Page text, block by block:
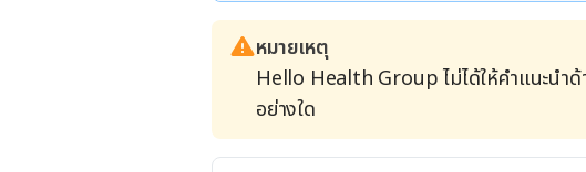
หมายเหตุ
Hello Health Group ไม่ได้ให้คำแนะนำ
อย่างใด